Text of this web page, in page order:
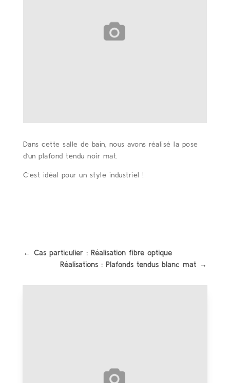
Dans cette salle de bain, nous avons réalisé la pose
d’un plafond tendu noir mat.
C’est idéal pour un style industriel !
← Cas particulier : Réalisation fibre optique
Réalisations : Plafonds tendus blanc mat →